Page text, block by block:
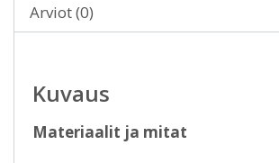
Arviot (0)
Kuvaus
Materiaalit ja mitat